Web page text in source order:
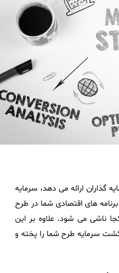
گذاران ارائه می دهد، سرمایه
های اقتصادی شما در طرح
ناشی می شود. علاوه بر این
سرمایه طرح شما را پخته و